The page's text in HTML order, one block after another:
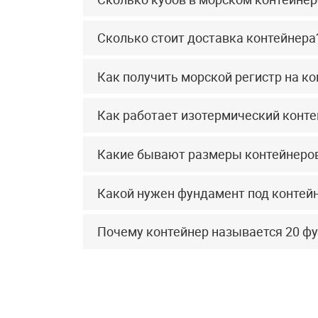
Сколько стоит доставка
Как получить морской регистр на
Как работает изотермический
Какие бывают размеры
Какой нужен фундамент под
Почему контейнер называется 20